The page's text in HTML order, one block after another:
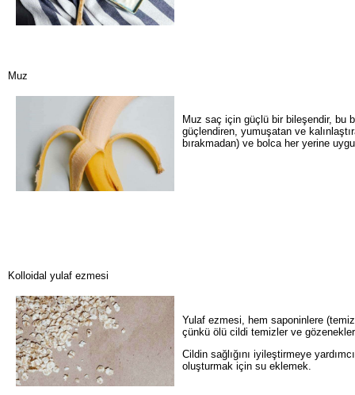
Muz
Muz saç için güçlü bir bileşendir, bu
güçlendiren, yumuşatan ve
bırakmadan) ve bolca her yerine
Kolloidal yulaf ezmesi
Yulaf ezmesi, hem saponinlere
çünkü ölü cildi temizler ve
Cildin sağlığını iyileştirmeye
oluşturmak için su eklemek.